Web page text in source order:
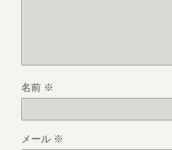
名前 ※
メール ※